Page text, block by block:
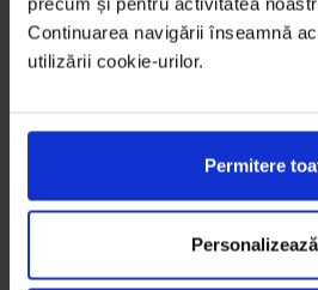
Continuarea navigării înseamnă
utilizării cookie-urilor.
Permitere
Personalizează